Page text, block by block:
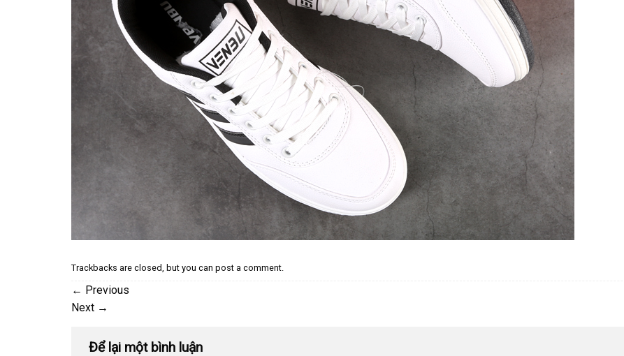
Trackbacks are closed, but you can post a comment.
← Previous
Next →
Để lại một bình luận